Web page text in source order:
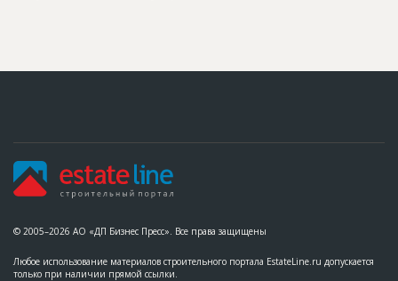
© 2005–2026 АО «ДП Бизнес Пресс». Все права защищены
Любое использование материалов строительного портала EstateLine.ru допускается
только при наличии прямой ссылки.